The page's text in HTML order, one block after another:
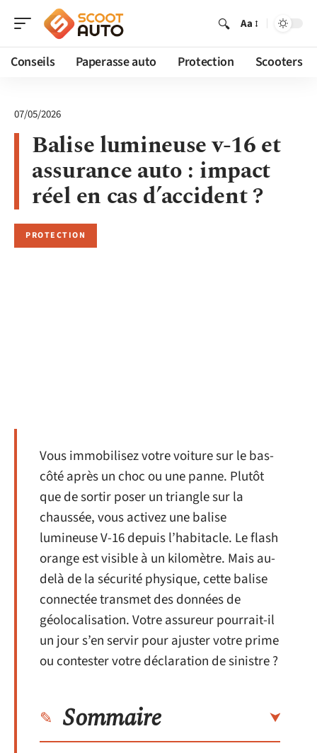
Aa
Conseils Paperasse auto Protection Scooters
07/05/2026
Balise lumineuse v-16 et
assurance auto : impact
réel en cas d’accident ?
PROTECTION
Vous immobilisez votre voiture sur le bas-
côté après un choc ou une panne. Plutôt
que de sortir poser un triangle sur la
chaussée, vous activez une balise
lumineuse V-16 depuis l’habitacle. Le flash
orange est visible à un kilomètre. Mais au-
delà de la sécurité physique, cette balise
connectée transmet des données de
géolocalisation. Votre assureur pourrait-il
un jour s’en servir pour ajuster votre prime
ou contester votre déclaration de sinistre ?
Sommaire